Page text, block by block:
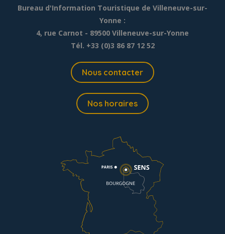
Bureau d'Information Touristique de Villeneuve-sur-
Yonne :
4, rue Carnot - 89500 Villeneuve-sur-Yonne
Tél. +33 (0)3 86 87 12 52
Nous contacter
Nos horaires